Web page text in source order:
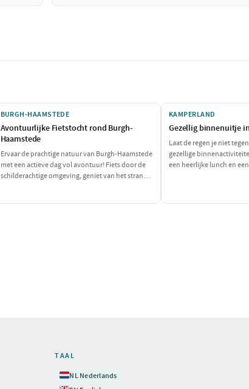
deze dag is perfect voor gezinnen die samen willen
BURGH-HAAMSTEDE
Avontuurlijke Fietstocht rond Burgh-
Haamstede
Ervaar de prachtige natuur van Burgh-Haamstede
met een actieve dag vol avontuur! Fiets door de
schilderachtige omgeving, geniet van het strand
KAMPERLAND
Gezellig binnenuitje
Laat de regen je niet
gezellige
een heerlijke lunch en
TAAL
🇳🇱NLNederlands